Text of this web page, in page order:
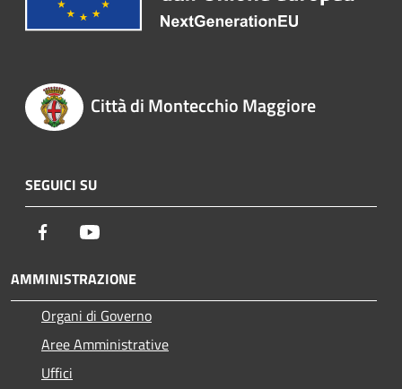
Città di Montecchio Maggiore
SEGUICI SU
Facebook
AMMINISTRAZIONE
Organi di Governo
Aree Amministrative
Uffici